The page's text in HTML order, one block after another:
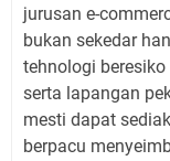
jurusan e-
bukan sekedar
tehnologi
serta lapangan
mesti dapat
berpacu